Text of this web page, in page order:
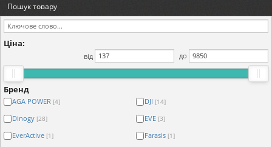
Пошук товару
Ціна:
від до
Бренд
AGA POWER [4] DJI [14]
Dinogy [28] EVE [3]
EverActive [1] Farasis [1]